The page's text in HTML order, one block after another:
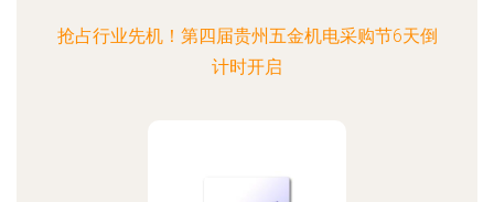
抢占行业先机！第四届贵州五金机电采购节6天倒
计时开启